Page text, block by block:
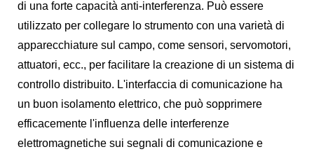
di una forte capacità anti-interferenza. Può essere
utilizzato per collegare lo strumento con una varietà di
apparecchiature sul campo, come sensori, servomotori,
attuatori, ecc., per facilitare la creazione di un sistema di
controllo distribuito. L'interfaccia di comunicazione ha
un buon isolamento elettrico, che può sopprimere
efficacemente l'influenza delle interferenze
elettromagnetiche sui segnali di comunicazione e